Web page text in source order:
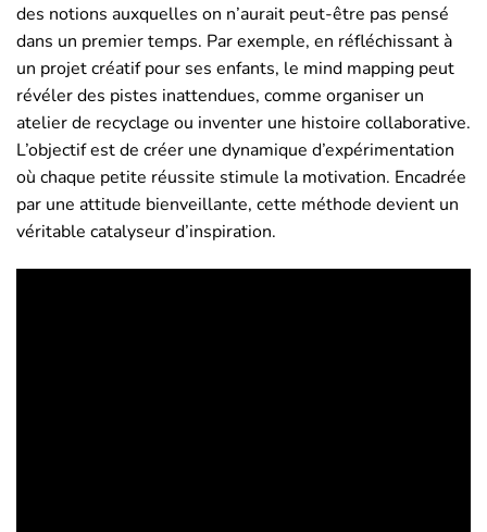
des notions auxquelles on n’aurait peut-être pas pensé
dans un premier temps. Par exemple, en réfléchissant à
un projet créatif pour ses enfants, le mind mapping peut
révéler des pistes inattendues, comme organiser un
atelier de recyclage ou inventer une histoire collaborative.
L’objectif est de créer une dynamique d’expérimentation
où chaque petite réussite stimule la motivation. Encadrée
par une attitude bienveillante, cette méthode devient un
véritable catalyseur d’inspiration.